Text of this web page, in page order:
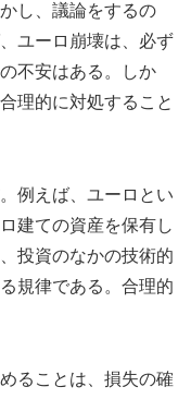
し、議論をするの
ユーロ崩壊は、必ず
不安はある。しか
理的に対処すること
例えば、ユーロとい
建ての資産を保有し
投資のなかの技術的
規律である。合理的
ることは、損失の確